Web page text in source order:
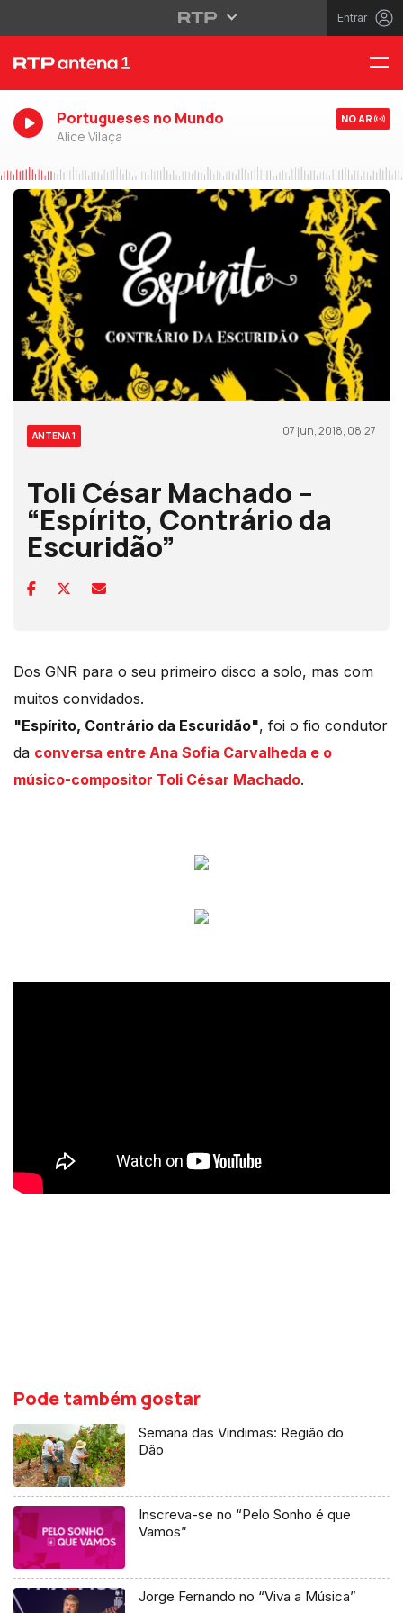
Entrar
Portugueses no Mundo
Alice Vilaça
NO AR
ANTENA 1 07 jun, 2018, 08:27
Toli César Machado –
“Espírito, Contrário da
Escuridão”
Dos GNR para o seu primeiro disco a solo, mas com
muitos convidados.
"Espírito, Contrário da Escuridão", foi o fio condutor
da conversa entre Ana Sofia Carvalheda e o
músico-compositor Toli César Machado.
Pode também gostar
Semana das Vindimas: Região do
Dão
Inscreva-se no “Pelo Sonho é que
Vamos”
Jorge Fernando no “Viva a Música”